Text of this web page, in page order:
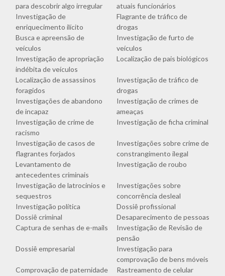
para descobrir algo irregular
atuais funcionários
Investigação de
enriquecimento ilícito
Flagrante de tráfico de
drogas
Busca e apreensão de
veículos
Investigação de furto de
veículos
Investigação de apropriação
indébita de veículos
Localização de pais biológicos
Localização de assassinos
foragidos
Investigação de tráfico de
drogas
Investigações de abandono
de incapaz
Investigação de crimes de
ameaças
Investigação de crime de
racismo
Investigação de ficha criminal
Investigação de casos de
flagrantes forjados
Investigações sobre crime de
constrangimento ilegal
Levantamento de
antecedentes criminais
Investigação de roubo
Investigação de latrocínios e
sequestros
Investigações sobre
concorrência desleal
Investigação política
Dossiê profissional
Dossiê criminal
Desaparecimento de pessoas
Captura de senhas de e-mails
Investigação de Revisão de
pensão
Dossiê empresarial
Investigação para
comprovação de bens móveis
Comprovação de paternidade
Rastreamento de celular